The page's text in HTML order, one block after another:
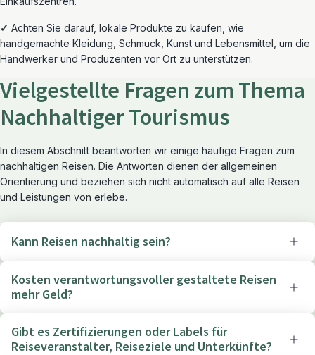
✓ Achten Sie darauf, lokale Produkte zu kaufen, wie
handgemachte Kleidung, Schmuck, Kunst und Lebensmittel, um die
Handwerker und Produzenten vor Ort zu unterstützen.
Vielgestellte Fragen zum Thema
Nachhaltiger Tourismus
In diesem Abschnitt beantworten wir einige häufige Fragen zum
nachhaltigen Reisen. Die Antworten dienen der allgemeinen
Orientierung und beziehen sich nicht automatisch auf alle Reisen
und Leistungen von erlebe.
Kann Reisen nachhaltig sein?
Kosten verantwortungsvoller gestaltete Reisen
mehr Geld?
Gibt es Zertifizierungen oder Labels für
Reiseveranstalter, Reiseziele und Unterkünfte?